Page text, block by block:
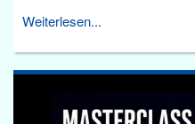
Weiterlesen...